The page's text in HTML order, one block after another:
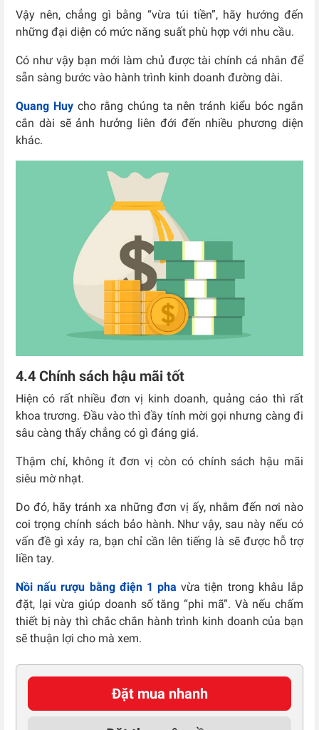
Vậy nên, chẳng gì bằng “vừa túi tiền”, hãy hướng đến
những đại diện có mức năng suất phù hợp với nhu cầu.
Có như vậy bạn mới làm chủ được tài chính cá nhân để
sẵn sàng bước vào hành trình kinh doanh đường dài.
Quang Huycho rằng chúng ta nên tránh kiểu bóc ngắn
cắn dài sẽ ảnh hưởng liên đới đến nhiều phương diện
khác.
4.4 Chính sách hậu mãi tốt
Hiện có rất nhiều đơn vị kinh doanh, quảng cáo thì rất
khoa trương. Đầu vào thì đầy tính mời gọi nhưng càng đi
sâu càng thấy chẳng có gì đáng giá.
Thậm chí, không ít đơn vị còn có chính sách hậu mãi
siêu mờ nhạt.
Do đó, hãy tránh xa những đơn vị ấy, nhắm đến nơi nào
coi trọng chính sách bảo hành. Như vậy, sau này nếu có
vấn đề gì xảy ra, bạn chỉ cần lên tiếng là sẽ được hỗ trợ
liền tay.
Nồi nấu rượu bằng điện 1 pha vừa tiện trong khâu lắp
đặt, lại vừa giúp doanh số tăng “phi mã”. Và nếu chấm
thiết bị này thì chắc chắn hành trình kinh doanh của bạn
sẽ thuận lợi cho mà xem.
Đặt mua nhanh